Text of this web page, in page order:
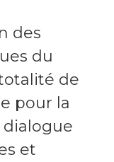
des
du
de
pour la
et